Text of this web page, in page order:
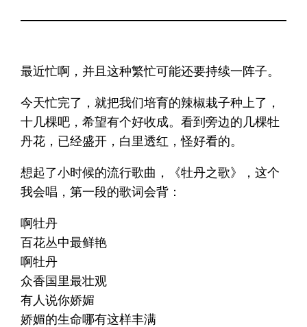
最近忙啊，并且这种繁忙可能还要持续一阵子。
今天忙完了，就把我们培育的辣椒栽子种上了，
十几棵吧，希望有个好收成。看到旁边的几棵牡
丹花，已经盛开，白里透红，怪好看的。
想起了小时候的流行歌曲，《牡丹之歌》，这个
我会唱，第一段的歌词会背：
啊牡丹
百花丛中最鲜艳
啊牡丹
众香国里最壮观
有人说你娇媚
娇媚的生命哪有这样丰满